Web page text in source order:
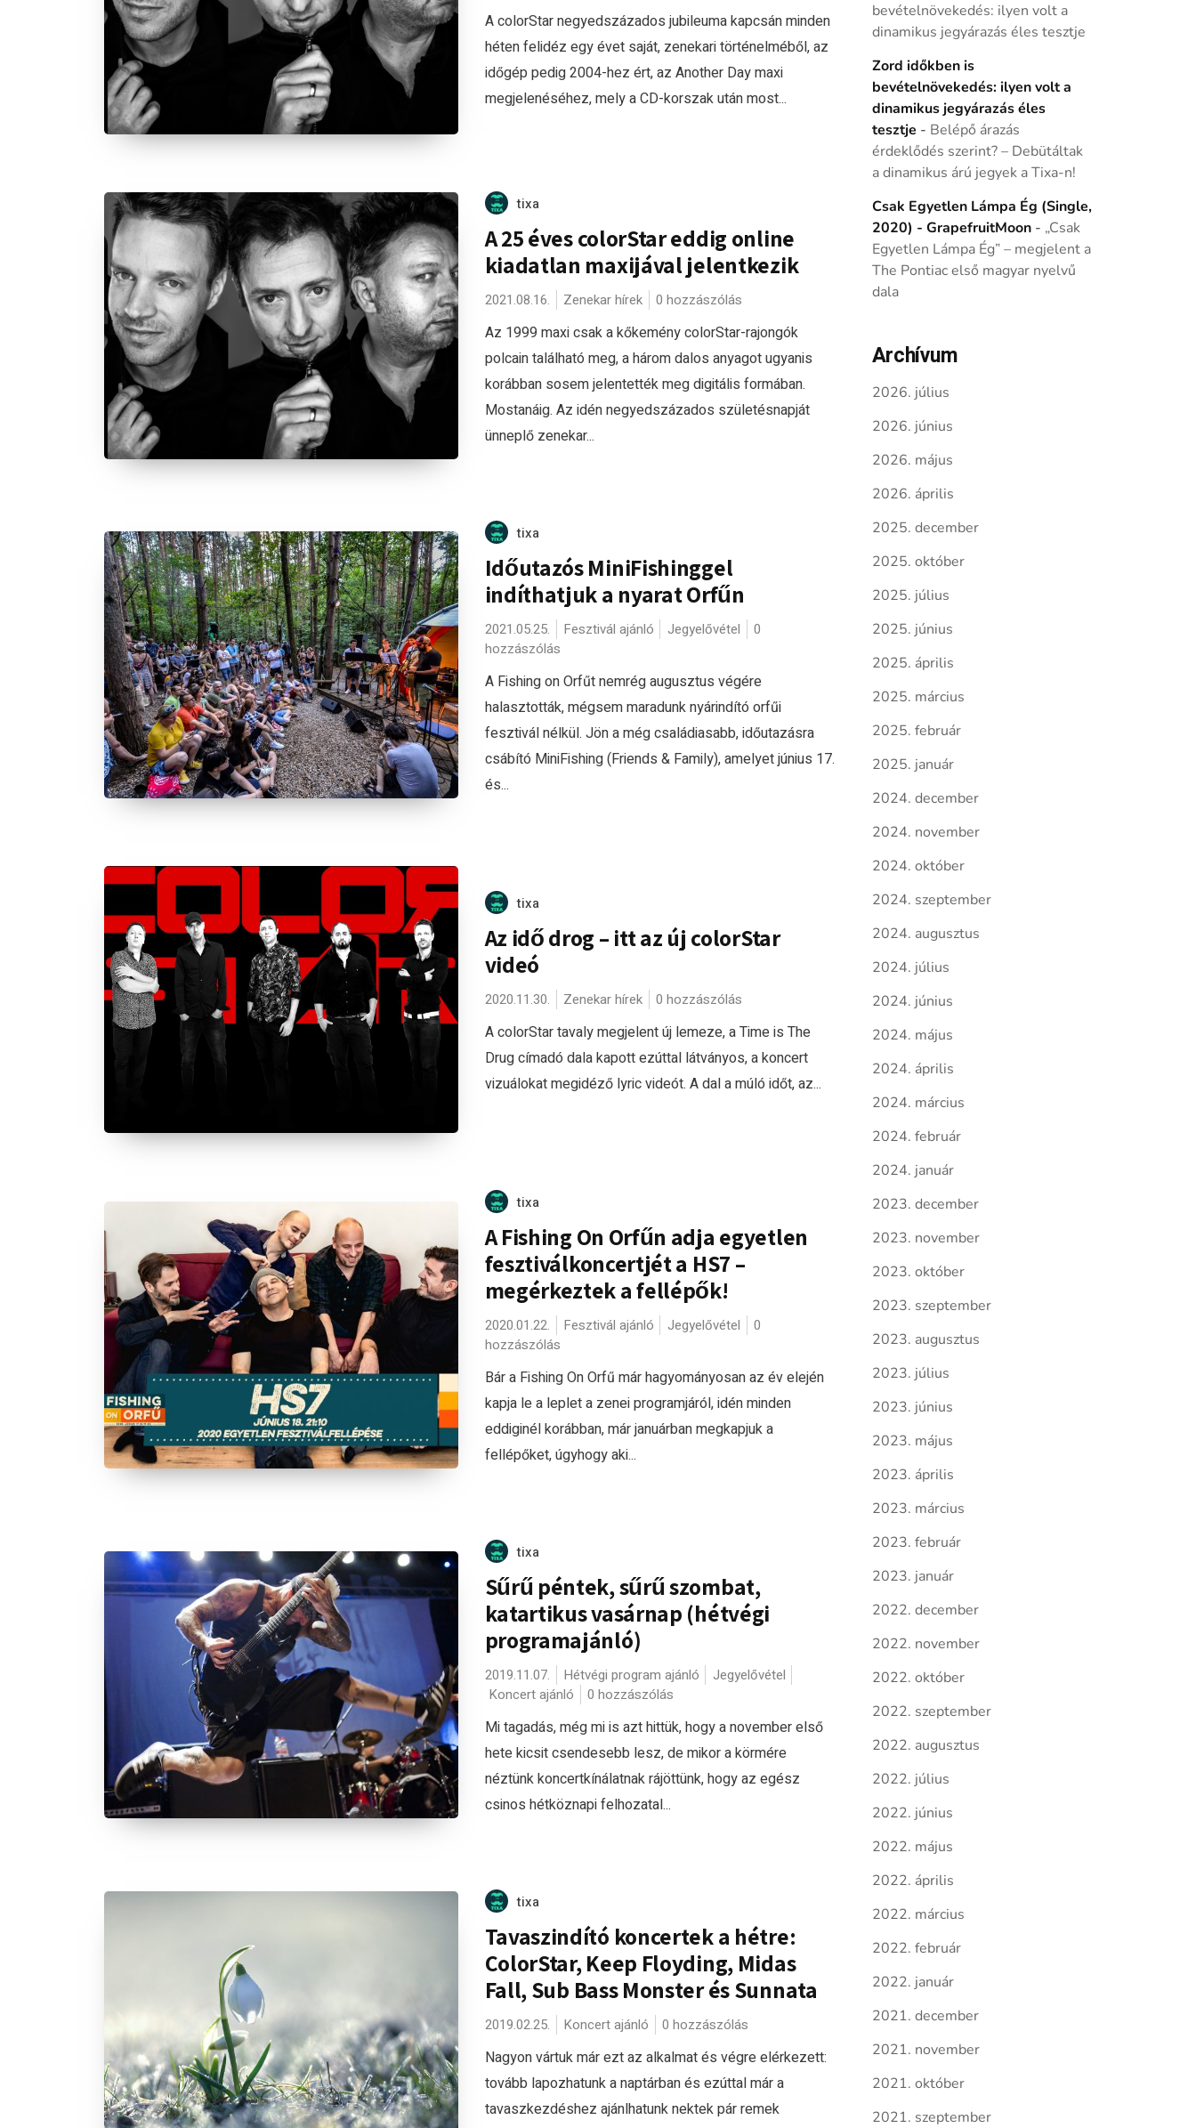
A colorStar negyedszázados jubileuma kapcsán minden
héten felidéz egy évet saját, zenekari történelméből, az
időgép pedig 2004-hez ért, az Another Day maxi
megjelenéséhez, mely a CD-korszak után most...
tixa
A 25 éves colorStar eddig online
kiadatlan maxijával jelentkezik
2021.08.16. Zenekar hírek 0 hozzászólás
Az 1999 maxi csak a kőkemény colorStar-rajongók
polcain található meg, a három dalos anyagot ugyanis
korábban sosem jelentették meg digitális formában.
Mostanáig. Az idén negyedszázados születésnapját
ünneplő zenekar...
tixa
Időutazós MiniFishinggel
indíthatjuk a nyarat Orfűn
2021.05.25. Fesztivál ajánló Jegyelővétel
0
hozzászólás
A Fishing on Orfűt nemrég augusztus végére
halasztották, mégsem maradunk nyárindító orfűi
fesztivál nélkül. Jön a még családiasabb, időutazásra
csábító MiniFishing (Friends & Family), amelyet június 17.
és...
tixa
Az idő drog – itt az új colorStar
videó
2020.11.30. Zenekar hírek 0 hozzászólás
A colorStar tavaly megjelent új lemeze, a Time is The
Drug címadó dala kapott ezúttal látványos, a koncert
vizuálokat megidéző lyric videót. A dal a múló időt, az...
tixa
A Fishing On Orfűn adja egyetlen
fesztiválkoncertjét a HS7 –
megérkeztek a fellépők!
2020.01.22. Fesztivál ajánló Jegyelővétel
0
hozzászólás
Bár a Fishing On Orfű már hagyományosan az év elején
kapja le a leplet a zenei programjáról, idén minden
eddiginél korábban, már januárban megkapjuk a
fellépőket, úgyhogy aki...
tixa
Sűrű péntek, sűrű szombat,
katartikus vasárnap (hétvégi
programajánló)
2019.11.07. Hétvégi program ajánló
Jegyelővétel
Koncert ajánló
0 hozzászólás
Mi tagadás, még mi is azt hittük, hogy a november első
hete kicsit csendesebb lesz, de mikor a körmére
néztünk koncertkínálatnak rájöttünk, hogy az egész
csinos hétköznapi felhozatal...
tixa
Tavaszindító koncertek a hétre:
ColorStar, Keep Floyding, Midas
Fall, Sub Bass Monster és Sunnata
2019.02.25. Koncert ajánló 0 hozzászólás
Nagyon vártuk már ezt az alkalmat és végre elérkezett:
tovább lapozhatunk a naptárban és ezúttal már a
tavaszkezdéshez ajánlhatunk nektek pár remek
bevételnövekedés: ilyen volt a
dinamikus jegyárazás éles tesztje
Zord időkben is
bevételnövekedés: ilyen volt a
dinamikus jegyárazás éles
tesztje - Belépő árazás
érdeklődés szerint? – Debütáltak
a dinamikus árú jegyek a Tixa-n!
Csak Egyetlen Lámpa Ég (Single,
2020) - GrapefruitMoon- „Csak
Egyetlen Lámpa Ég” – megjelent a
The Pontiac első magyar nyelvű
dala
Archívum
2026. július
2026. június
2026. május
2026. április
2025. december
2025. október
2025. július
2025. június
2025. április
2025. március
2025. február
2025. január
2024. december
2024. november
2024. október
2024. szeptember
2024. augusztus
2024. július
2024. június
2024. május
2024. április
2024. március
2024. február
2024. január
2023. december
2023. november
2023. október
2023. szeptember
2023. augusztus
2023. július
2023. június
2023. május
2023. április
2023. március
2023. február
2023. január
2022. december
2022. november
2022. október
2022. szeptember
2022. augusztus
2022. július
2022. június
2022. május
2022. április
2022. március
2022. február
2022. január
2021. december
2021. november
2021. október
2021. szeptember